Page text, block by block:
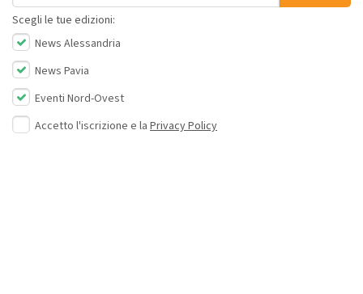
Scegli le tue edizioni:
News Alessandria
News Pavia
Eventi Nord-Ovest
Accetto l'iscrizione e la Privacy Policy